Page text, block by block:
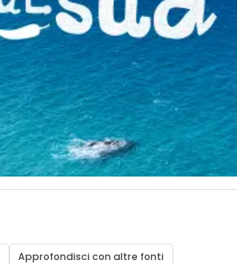
Approfondisci con altre fonti